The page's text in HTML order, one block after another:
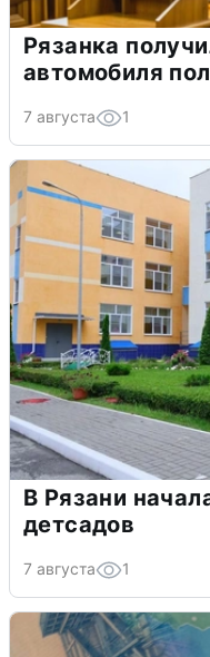
Рязанка
автомобиля
7 августа 1
В Рязани
детсадов
7 августа 1